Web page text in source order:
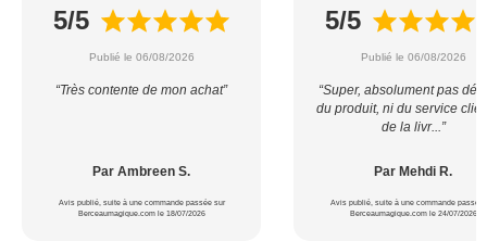
5/5
Publié le 06/08/2026
“Très contente de mon achat”
Par Ambreen S.
Avis publié, suite à une commande passée sur
Berceaumagique.com le 18/07/2026
5/5
Publié le 06/08/2026
“Super, absolument pas
du produit, ni du service
de la livr...”
Par Mehdi R.
Avis publié, suite à une commande passée
Berceaumagique.com le 24/07/2026